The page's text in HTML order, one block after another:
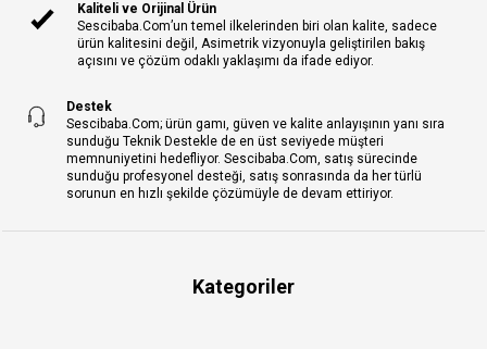
Kaliteli ve Orijinal Ürün
Sescibaba.Com’un temel ilkelerinden biri olan kalite, sadece
ürün kalitesini değil, Asimetrik vizyonuyla geliştirilen bakış
açısını ve çözüm odaklı yaklaşımı da ifade ediyor.
Destek
Sescibaba.Com; ürün gamı, güven ve kalite anlayışının yanı sıra
sunduğu Teknik Destekle de en üst seviyede müşteri
memnuniyetini hedefliyor. Sescibaba.Com, satış sürecinde
sunduğu profesyonel desteği, satış sonrasında da her türlü
sorunun en hızlı şekilde çözümüyle de devam ettiriyor.
Kategoriler